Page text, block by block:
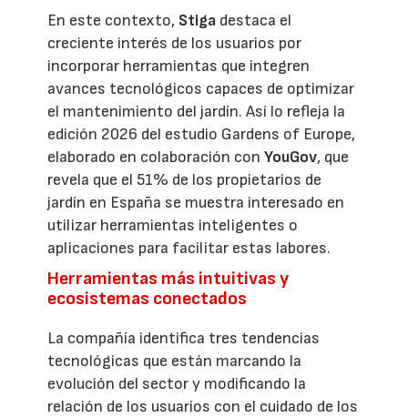
En este contexto, Stiga destaca el
creciente interés de los usuarios por
incorporar herramientas que integren
avances tecnológicos capaces de optimizar
el mantenimiento del jardín. Así lo refleja la
edición 2026 del estudio Gardens of Europe,
elaborado en colaboración conYouGov, que
revela que el 51% de los propietarios de
jardín en España se muestra interesado en
utilizar herramientas inteligentes o
aplicaciones para facilitar estas labores.
Herramientas más intuitivas y
ecosistemas conectados
La compañía identifica tres tendencias
tecnológicas que están marcando la
evolución del sector y modificando la
relación de los usuarios con el cuidado de los